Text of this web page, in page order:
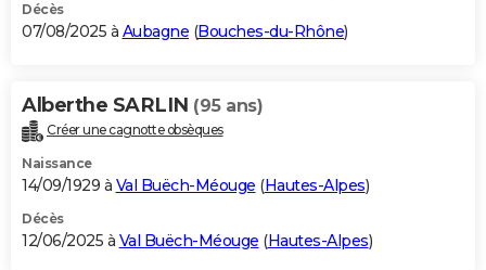
Décès
07/08/2025 à Aubagne (Bouches-du-Rhône)
Alberthe SARLIN (95 ans)
Créer une cagnotte obsèques
Naissance
14/09/1929 à Val Buëch-Méouge (Hautes-Alpes)
Décès
12/06/2025 à Val Buëch-Méouge (Hautes-Alpes)